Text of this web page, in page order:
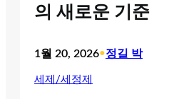
의 새로운 기준
1월 20, 2026•정길 박
세제/세정제